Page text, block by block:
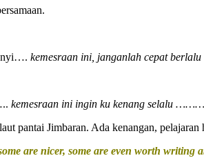
kemesraan ini, janganlah cepat
kemesraan ini ingin ku kenang selalu ………
pantai Jimbaran. Ada kenangan,
are nicer, some are even worth writing